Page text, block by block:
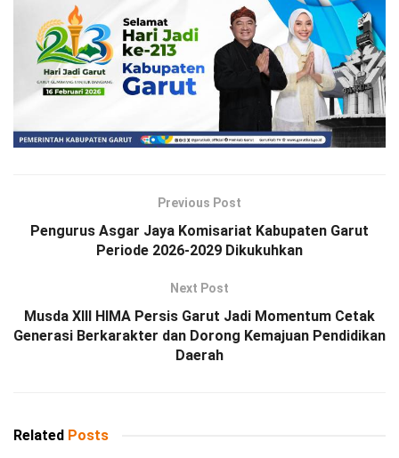
Previous Post
Pengurus Asgar Jaya Komisariat Kabupaten Garut
Periode 2026-2029 Dikukuhkan
Next Post
Musda XIII HIMA Persis Garut Jadi Momentum Cetak
Generasi Berkarakter dan Dorong Kemajuan Pendidikan
Daerah
Related Posts